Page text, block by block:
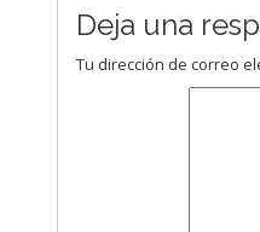
Deja una
Tu dirección de correo